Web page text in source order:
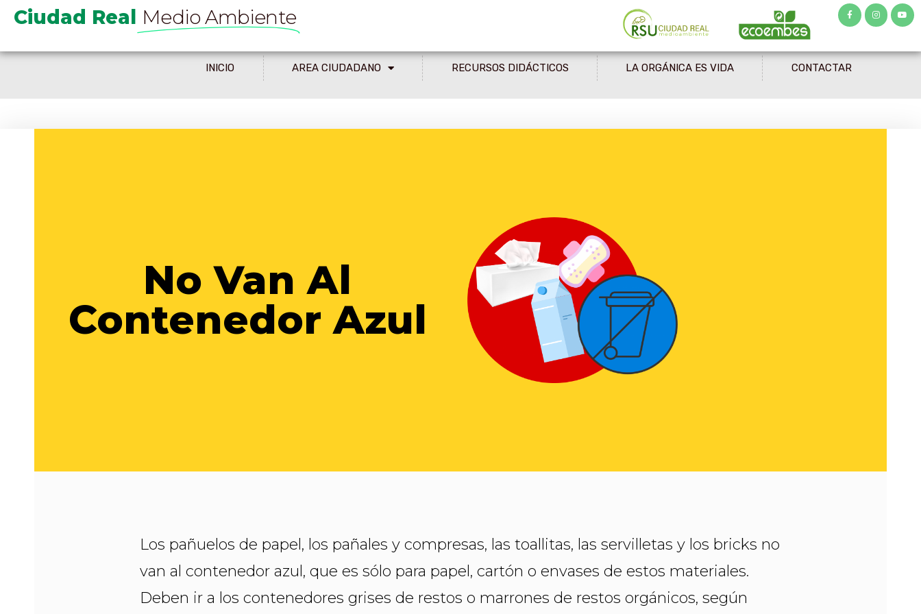
Ciudad Real Medio Ambiente
INICIO AREA CIUDADANO RECURSOS DIDÁCTICOS LA ORGÁNICA ES VIDA CONTACTAR
No Van Al
Contenedor Azul
Los pañuelos de papel, los pañales y compresas, las toallitas, las servilletas y los bricks no
van al contenedor azul, que es sólo para papel, cartón o envases de estos materiales.
Deben ir a los contenedores grises de restos o marrones de restos orgánicos, según
Primer Premio Concurso De
Belenes.
IES OJOS DEL GUADIANA